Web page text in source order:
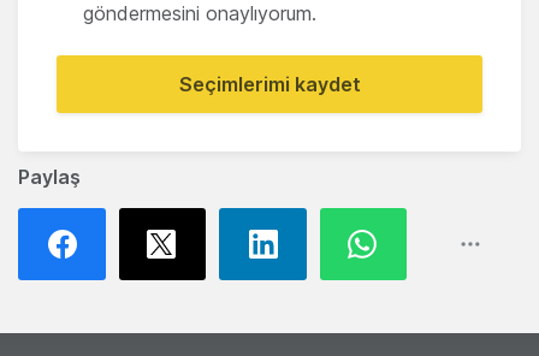
Paylaş
göndermesini onaylıyorum.
Seçimlerimi kaydet